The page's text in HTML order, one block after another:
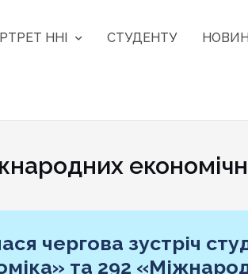
ННІ СТУДЕНТУ
чергова зустріч
та 292